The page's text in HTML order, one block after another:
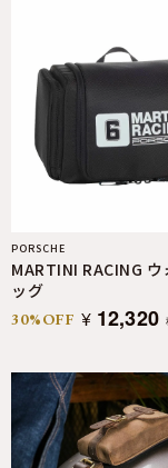
PORSCHE
MARTINI RACING
ッグ
30%OFF ¥ 12,320